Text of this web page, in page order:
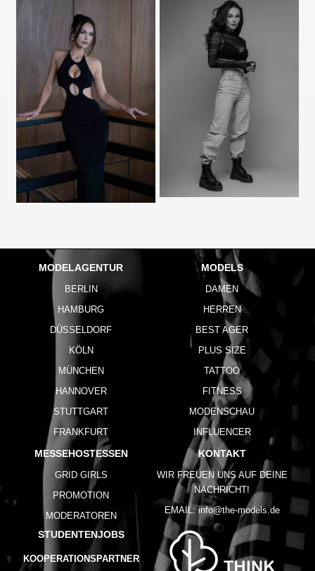
MODELAGENTUR
BERLIN
HAMBURG
DÜSSELDORF
KÖLN
MÜNCHEN
HANNOVER
STUTTGART
FRANKFURT
MODELS
DAMEN
HERREN
BEST AGER
PLUS SIZE
TATTOO
FITNESS
MODENSCHAU
INFLUENCER
MESSEHOSTESSEN
GRID GIRLS
PROMOTION
MODERATOREN
STUDENTENJOBS
KOOPERATIONSPARTNER
KONTAKT
WIR FREUEN UNS AUF DEINE
NACHRICHT!
EMAIL: info@the-models.de